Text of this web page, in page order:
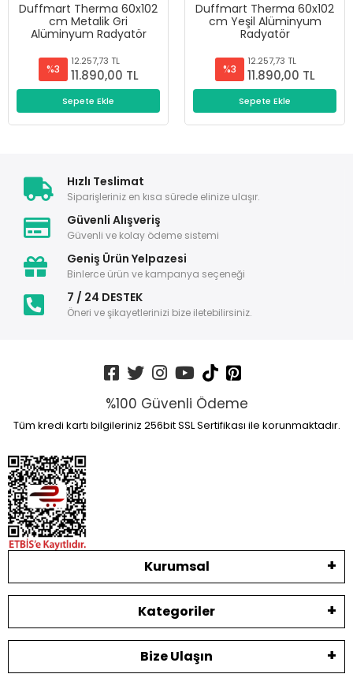
Duffmart Therma 60x102
cm Metalik Gri
Alüminyum Radyatör
%3
12.257,73 TL
11.890,00 TL
Sepete Ekle
Duffmart Therma 60x102
cm Yeşil Alüminyum
Radyatör
%3
12.257,73 TL
11.890,00 TL
Sepete Ekle
Hızlı Teslimat
Siparişleriniz en kısa sürede elinize ulaşır.
Güvenli Alışveriş
Güvenli ve kolay ödeme sistemi
Geniş Ürün Yelpazesi
Binlerce ürün ve kampanya seçeneği
7 / 24 DESTEK
Öneri ve şikayetlerinizi bize iletebilirsiniz.
%100 Güvenli Ödeme
Tüm kredi kartı bilgileriniz 256bit SSL Sertifikası ile korunmaktadır.
Kurumsal
Kategoriler
Bize Ulaşın